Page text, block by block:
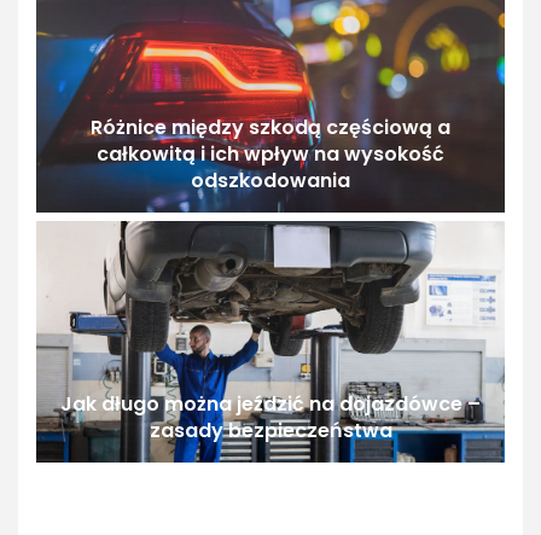
Różnice między szkodą częściową a
całkowitą i ich wpływ na wysokość
odszkodowania
Jak długo można jeździć na dojazdówce –
zasady bezpieczeństwa